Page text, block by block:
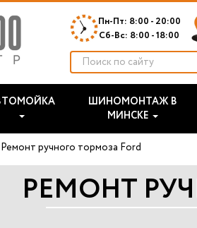
Пн-Пт: 8:00 - 20:00
Сб-Вс: 8:00 - 18:00
ШИНОМОНТАЖ В
МИНСКЕ
Ремонт ручного тормоза Ford
РЕМОНТ